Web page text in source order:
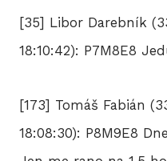
[35] Libor Darebník
18:10:42): P7M8E8
[173] Tomáš Fabián
18:08:30): P8M9E8